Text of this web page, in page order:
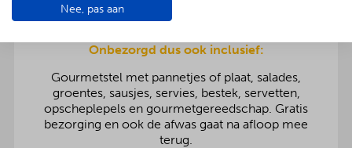
Onbezorgd dus ook inclusief:
Gourmetstel met pannetjes of plaat, salades,
groentes, sausjes, servies, bestek, servetten,
opscheplepels en gourmetgereedschap. Gratis
bezorging en ook de afwas gaat na afloop mee
terug.
Nee, pas aan